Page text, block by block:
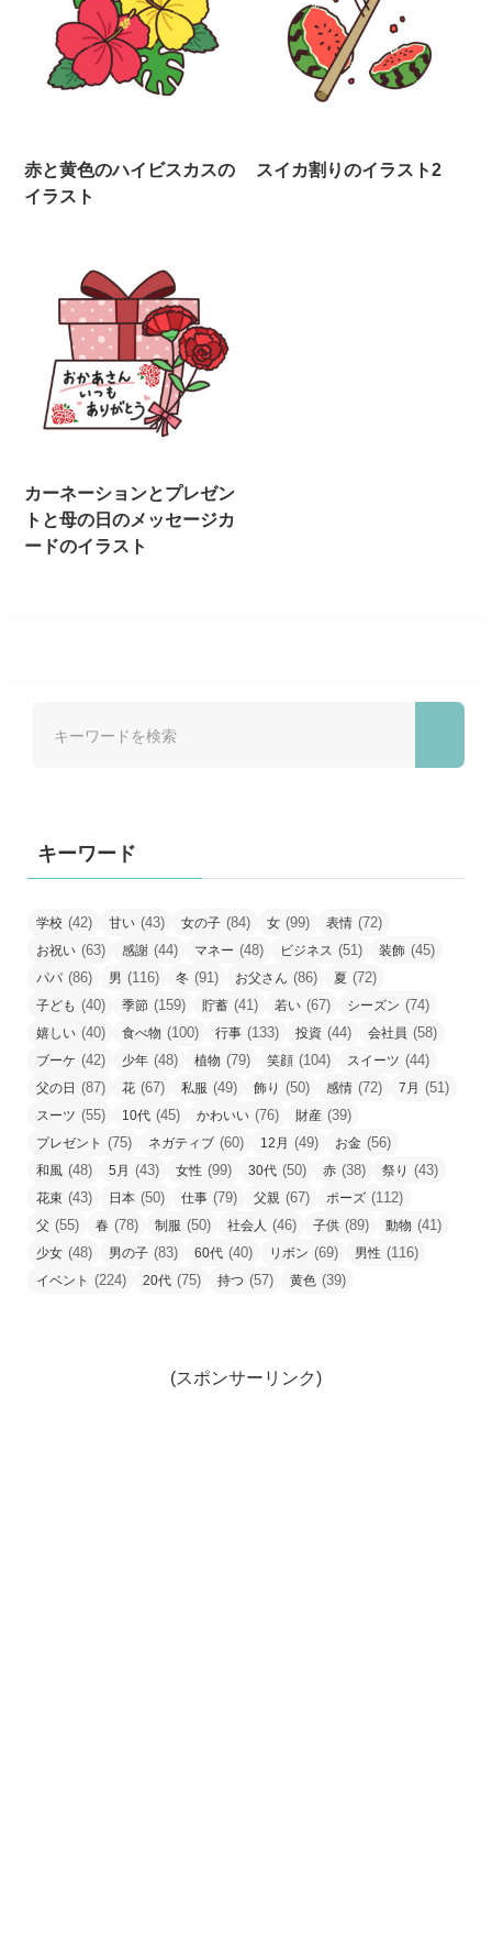
赤と黄色のハイビスカスの
イラスト
スイカ割りのイラスト2
カーネーションとプレゼン
トと母の日のメッセージカ
ードのイラスト
キーワード
学校 (42) 甘い (43) 女の子 (84) 女 (99) 表情 (72)
お祝い (63) 感謝 (44) マネー (48) ビジネス (51) 装飾 (45)
パパ (86) 男 (116) 冬 (91) お父さん (86) 夏 (72)
子ども (40) 季節 (159) 貯蓄 (41) 若い (67) シーズン (74)
嬉しい (40) 食べ物 (100) 行事 (133) 投資 (44) 会社員 (58)
ブーケ (42) 少年 (48) 植物 (79) 笑顔 (104) スイーツ (44)
父の日 (87) 花 (67) 私服 (49) 飾り (50) 感情 (72) 7月 (51)
スーツ (55) 10代 (45) かわいい (76) 財産 (39)
プレゼント (75) ネガティブ (60) 12月 (49) お金 (56)
和風 (48) 5月 (43) 女性 (99) 30代 (50) 赤 (38) 祭り (43)
花束 (43) 日本 (50) 仕事 (79) 父親 (67) ポーズ (112)
父 (55) 春 (78) 制服 (50) 社会人 (46) 子供 (89) 動物 (41)
少女 (48) 男の子 (83) 60代 (40) リボン (69) 男性 (116)
イベント (224) 20代 (75) 持つ (57) 黄色 (39)
(スポンサーリンク)